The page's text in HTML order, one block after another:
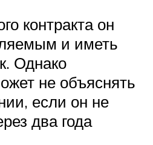
контракта он
и иметь
Однако
не объяснять
если он не
два года